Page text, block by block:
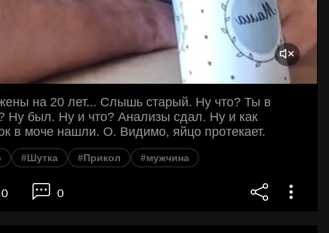
на 20 лет... Слышь старый. Ну что? Ты в
Ну был. Ну и что? Анализы сдал. Ну и как
в моче нашли. О. Видимо, яйцо протекает.
#Шутка #Прикол #мужчина
0 0